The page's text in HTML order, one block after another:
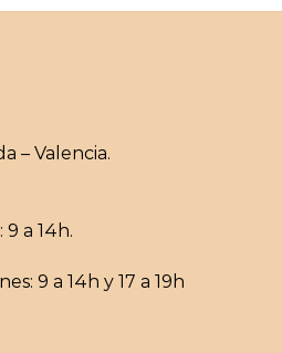
– Valencia.
9 a 14h.
9 a 14h y 17 a 19h